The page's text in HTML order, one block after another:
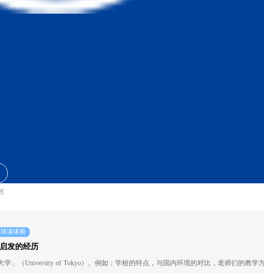
读体验
发的经历
学」（University of Tokyo）。例如：学校的特点，与国内环境的对比，老师们的教学